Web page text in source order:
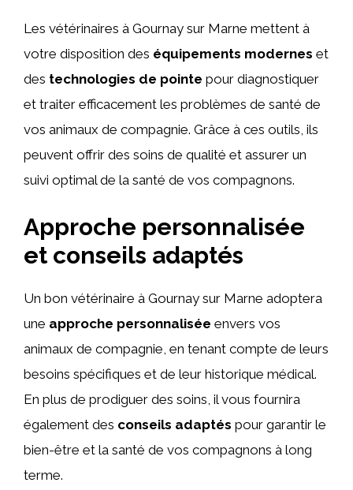
Les vétérinaires à Gournay sur Marne mettent à
votre disposition des équipements modernes et
des technologies de pointe pour diagnostiquer
et traiter efficacement les problèmes de santé de
vos animaux de compagnie. Grâce à ces outils, ils
peuvent offrir des soins de qualité et assurer un
suivi optimal de la santé de vos compagnons.
Approche personnalisée
et conseils adaptés
Un bon vétérinaire à Gournay sur Marne adoptera
une approche personnalisée envers vos
animaux de compagnie, en tenant compte de leurs
besoins spécifiques et de leur historique médical.
En plus de prodiguer des soins, il vous fournira
également des conseils adaptés pour garantir le
bien-être et la santé de vos compagnons à long
terme.